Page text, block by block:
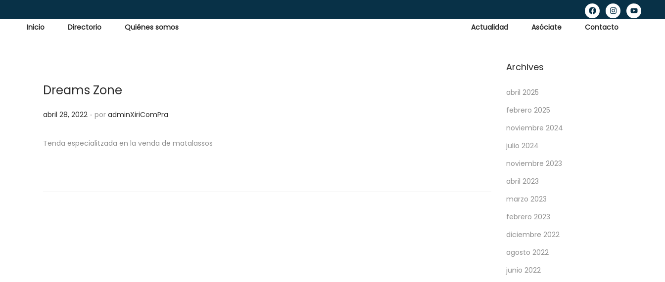
Inicio Directorio Quiénes somos Actualidad Asóciate Contacto
Dreams Zone
P
b
abril 28, 2022 . por adminXiriComPra
Tenda especialitzada en la venda de matalassos
Archives
abril 2025
febrero 2025
noviembre 2024
julio 2024
noviembre 2023
abril 2023
marzo 2023
febrero 2023
diciembre 2022
agosto 2022
junio 2022